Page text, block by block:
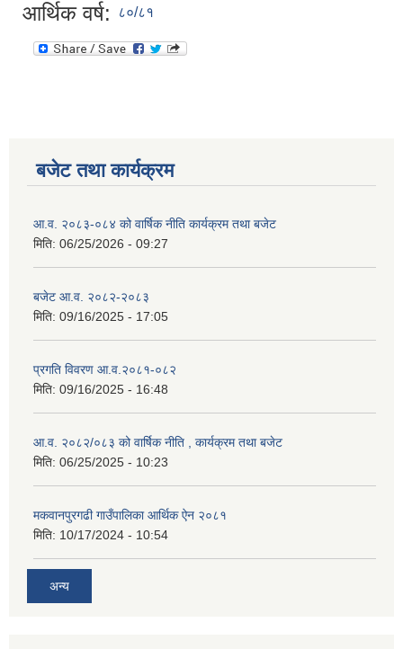
आर्थिक वर्ष: ८०/८१
बजेट तथा कार्यक्रम
आ.व. २०८३-०८४ को वार्षिक नीति कार्यक्रम तथा बजेट
मिति: 06/25/2026 - 09:27
बजेट आ.व. २०८२-२०८३
मिति: 09/16/2025 - 17:05
प्रगति विवरण आ.व.२०८१-०८२
मिति: 09/16/2025 - 16:48
आ.व. २०८२/०८३ को वार्षिक नीति , कार्यक्रम तथा बजेट
मिति: 06/25/2025 - 10:23
मकवानपुरगढी गाउँपालिका आर्थिक ‌‌‌ऐन २०८१
मिति: 10/17/2024 - 10:54
अन्य